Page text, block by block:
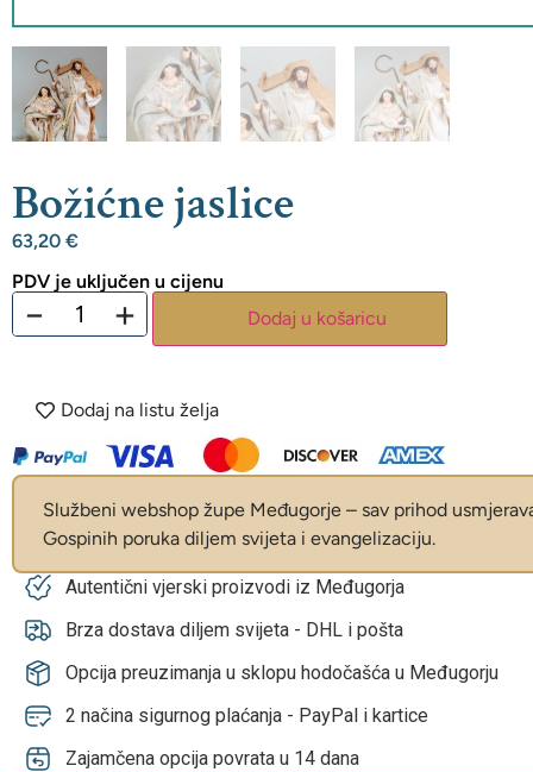
Božićne jaslice
63,20 €
PDV je uključen u cijenu
− + Dodaj u košaricu
Dodaj na listu želja
Službeni webshop župe Međugorje – sav prihod
Gospinih poruka diljem svijeta i evangelizaciju.
Autentični vjerski proizvodi iz Međugorja
Brza dostava diljem svijeta - DHL i pošta
Opcija preuzimanja u sklopu hodočašća u Međugorju
2 načina sigurnog plaćanja - PayPal i kartice
Zajamčena opcija povrata u 14 dana